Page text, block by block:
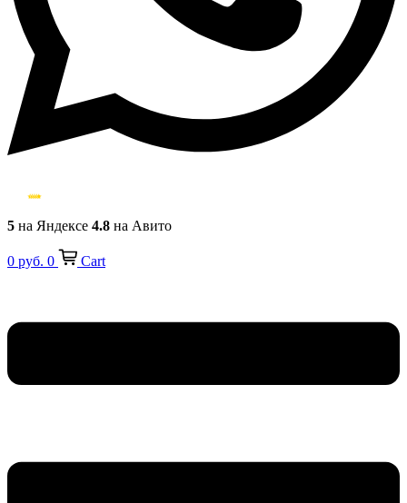
5 на Яндексе 4.8 на Авито
0 руб. 0 Cart